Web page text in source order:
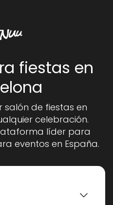
fiestas en
salón de fiestas en
celebración.
líder para
eventos en España.